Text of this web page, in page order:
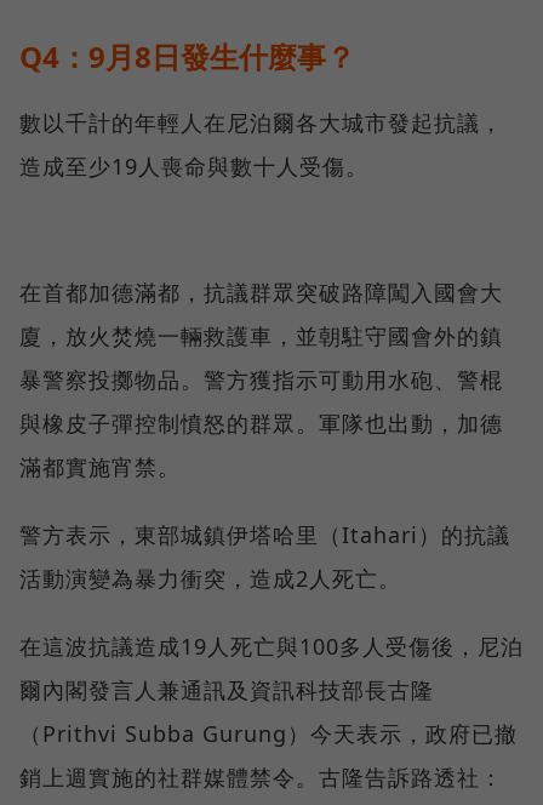
Q4：9月8日發生什麼事？
數以千計的年輕人在尼泊爾各大城市發起抗議，
造成至少19人喪命與數十人受傷。
在首都加德滿都，抗議群眾突破路障闖入國會大
廈，放火焚燒一輛救護車，並朝駐守國會外的鎮
暴警察投擲物品。警方獲指示可動用水砲、警棍
與橡皮子彈控制憤怒的群眾。軍隊也出動，加德
滿都實施宵禁。
警方表示，東部城鎮伊塔哈里（Itahari）的抗議
活動演變為暴力衝突，造成2人死亡。
在這波抗議造成19人死亡與100多人受傷後，尼泊
爾內閣發言人兼通訊及資訊科技部長古隆
（Prithvi Subba Gurung）今天表示，政府已撤
銷上週實施的社群媒體禁令。古隆告訴路透社：